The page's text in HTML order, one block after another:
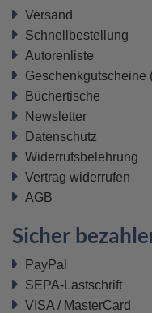
Versand
Schnellbestellung
Autorenliste
Geschenkgutscheine
Büchertische
Newsletter
Datenschutz
Widerrufsbelehrung
Vertrag widerrufen
AGB
Sicher
PayPal
SEPA-Lastschrift
VISA / MasterCard